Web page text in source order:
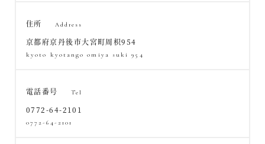
住所 Address
京都府京丹後市大宮町周枳954
kyoto kyotango omiya suki 954
電話番号 Tel
0772-64-2101
0772-64-2101